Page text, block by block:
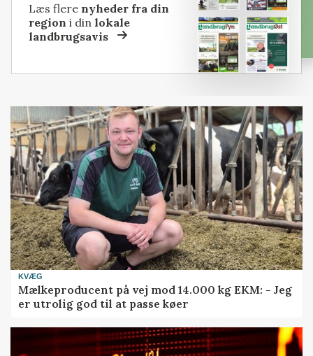
Læs flere nyheder fra din
region i dinlokale
landbrugsavis
KVÆG
Mælkeproducent på vej mod 14.000 kg EKM: - Jeg
er utrolig god til at passe køer